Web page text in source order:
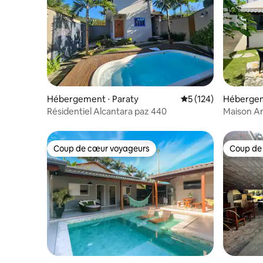
Hébergement ⋅ Paraty Évaluation moyenne
5 (124)
Résidentiel Alcantara paz 440
quara
Maison
Coup de cœur voyageurs
Coup de cœur voyageurs Coup
Coup